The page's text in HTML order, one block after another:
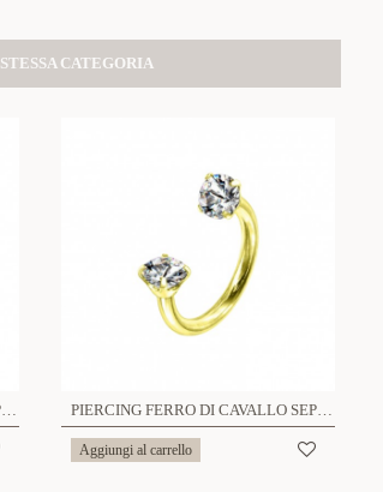
STESSA CATEGORIA
PIERCING FERRO DI CAVALLO SEPTUM CON ZIRCONIA DIAMETRO 8MM - 6621124083683/83713 PIERCING FERRO DI CAVALLO SEPTUM CON ZIRCONIA DIAMETRO 10MM - 6621124083690/83720
Aggiungi al carrello